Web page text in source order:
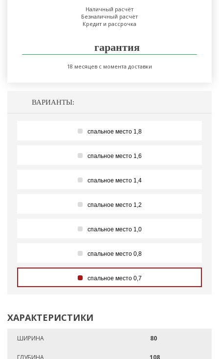
Наличный расчёт
Безналичный расчёт
Кредит и рассрочка
гарантия
18 месяцев с момента доставки
ВАРИАНТЫ:
спальное место 1,8
спальное место 1,6
спальное место 1,4
спальное место 1,2
спальное место 1,0
спальное место 0,8
спальное место 0,7
ХАРАКТЕРИСТИКИ
ШИРИНА 80
ГЛУБИНА 108